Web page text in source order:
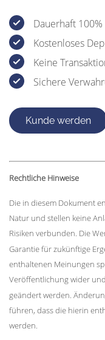
Dauerhaft
Kostenloses
Keine
Sichere
Kunde werden
Rechtliche Hinweise
Die in diesem Dokument
Natur und stellen keine
Risiken verbunden. Die
Garantie für zukünftige
enthaltenen Meinungen
Veröffentlichung wider
geändert werden.
führen, dass die hierin
werden.